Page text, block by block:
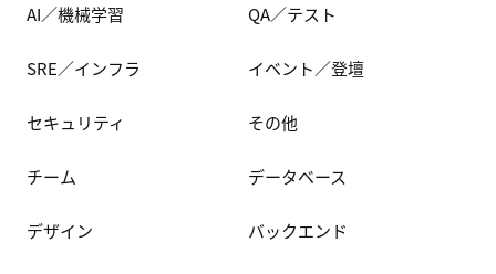
AI／機械学習 QA／テスト
SRE／インフラ イベント／登壇
セキュリティ その他
チーム データベース
デザイン バックエンド